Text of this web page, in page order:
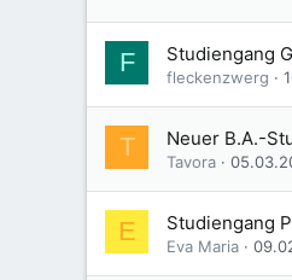
F Studiengang
fleckenzwerg
T Neuer B.A.-
Tavora
E Studiengang
Eva Maria